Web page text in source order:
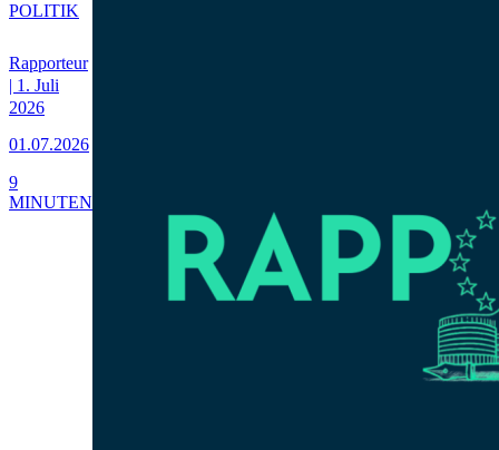
Rapporteur
| 1. Juli
2026
01.07.2026
POLITIK
9
MINUTEN